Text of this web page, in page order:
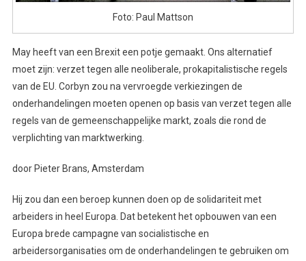
Foto: Paul Mattson
May heeft van een Brexit een potje gemaakt. Ons alternatief
moet zijn: verzet tegen alle neoliberale, prokapitalistische regels
van de EU. Corbyn zou na vervroegde verkiezingen de
onderhandelingen moeten openen op basis van verzet tegen alle
regels van de gemeenschappelijke markt, zoals die rond de
verplichting van marktwerking.
door Pieter Brans, Amsterdam
Hij zou dan een beroep kunnen doen op de solidariteit met
arbeiders in heel Europa. Dat betekent het opbouwen van een
Europa brede campagne van socialistische en
arbeidersorganisaties om de onderhandelingen te gebruiken om